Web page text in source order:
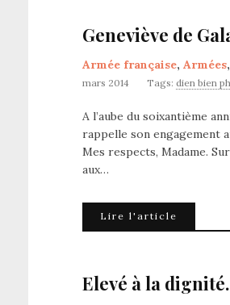
Geneviève de
Armée française, Armées,
mars 2014
Tags: dien bien
A l’aube du soixantième
rappelle son engagement
Mes respects, Madame.
aux…
Lire l'article
Elevé à la